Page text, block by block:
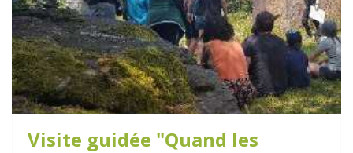
Visite guidée "Quand les